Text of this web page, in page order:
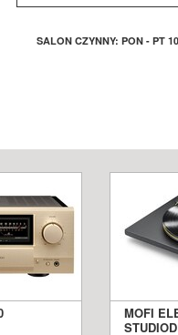
SALON CZYNNY: PON - PT
MOFI